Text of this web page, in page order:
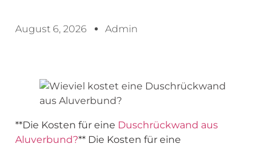
August 6, 2026 Admin
**Die Kosten für eine Duschrückwand aus
Aluverbund?** Die Kosten für eine